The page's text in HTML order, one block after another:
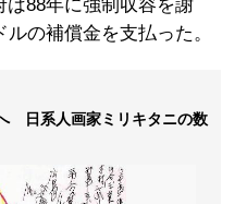
88年に強制収容を謝
の補償金を支払った。
日系人画家ミリキタニの数